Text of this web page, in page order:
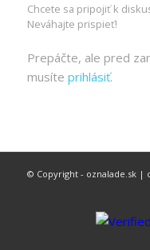
Chcete sa pripojiť k
Neváhajte prispieť!
Prepáčte, ale pred
musíte prihlásiť.
© Copyright - oznalade.sk |